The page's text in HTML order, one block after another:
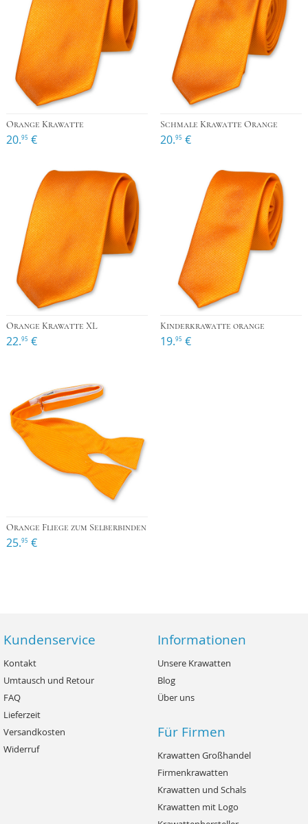
Orange Krawatte
20.95 €
Schmale Krawatte Orange
20.95 €
Orange Krawatte XL
22.95 €
Kinderkrawatte orange
19.95 €
Orange Fliege zum Selberbinden
25.95 €
Kundenservice
Kontakt
Umtausch und Retour
FAQ
Lieferzeit
Versandkosten
Widerruf
Informationen
Unsere Krawatten
Blog
Über uns
Für Firmen
Krawatten Großhandel
Firmenkrawatten
Krawatten und Schals
Krawatten mit Logo